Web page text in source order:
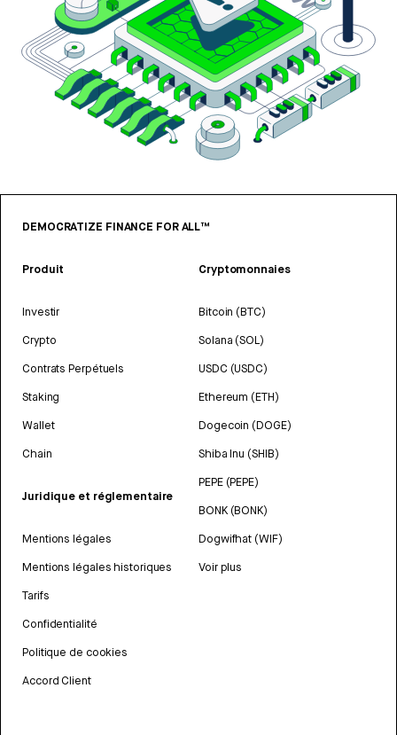
DEMOCRATIZE FINANCE FOR ALL™
Produit
Investir
Crypto
Contrats Perpétuels
Staking
Wallet
Chain
Juridique et réglementaire
Mentions légales
Mentions légales historiques
Tarifs
Confidentialité
Politique de cookies
Accord Client
Cryptomonnaies
Bitcoin (BTC)
Solana (SOL)
USDC (USDC)
Ethereum (ETH)
Dogecoin (DOGE)
Shiba Inu (SHIB)
PEPE (PEPE)
BONK (BONK)
Dogwifhat (WIF)
Voir plus